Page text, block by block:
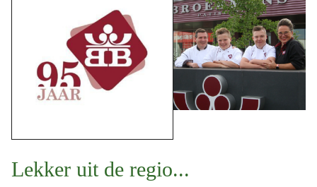
Lekker uit de regio...